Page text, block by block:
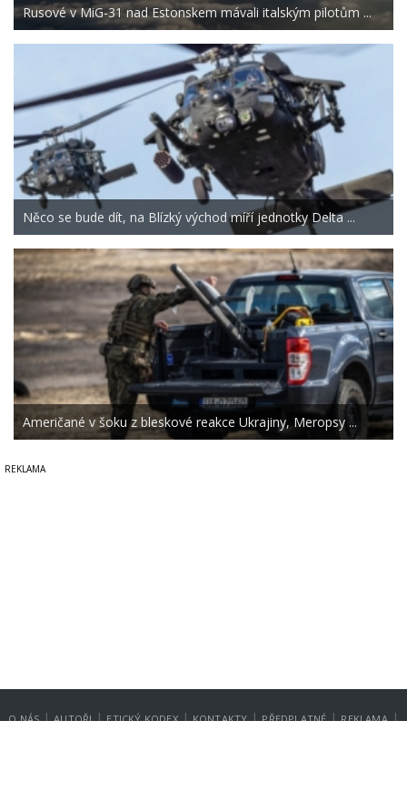
Rusové v MiG-31 nad Estonskem mávali italským pilotům ...
Něco se bude dít, na Blízký východ míří jednotky Delta ...
Američané v šoku z bleskové reakce Ukrajiny, Meropsy ...
O NÁS | AUTOŘI | ETICKÝ KODEX | KONTAKTY | PŘEDPLATNÉ | REKLAMA |